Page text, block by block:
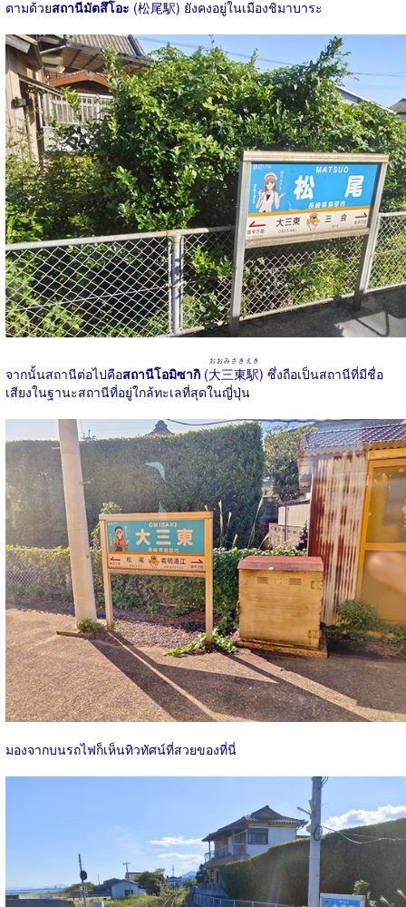
ตามด้วยสถานีมัตสึโอะ (松尾駅) ยังคงอยู่ในเมืองชิมาบาระ
จากนั้นสถานีต่อไปคือสถานีโอมิซากิ (大三東駅
おおみさきえき
) ซึ่งถือเป็นสถานีที่มีชื่อ
เสียงในฐานะสถานีที่อยู่ใกล้ทะเลที่สุดในญี่ปุ่น
มองจากบนรถไฟก็เห็นทิวทัศน์ที่สวยของที่นี่